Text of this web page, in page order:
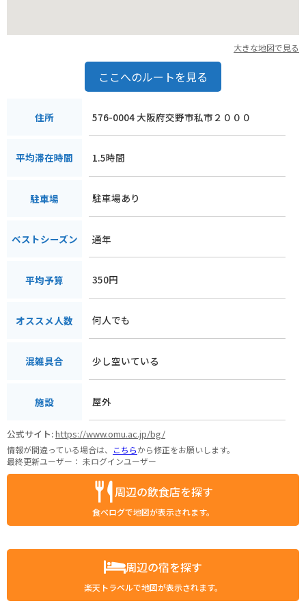
大きな地図で見る
ここへのルートを見る
住所 576-0004 大阪府交野市私市２０００
平均滞在時間 1.5時間
駐車場 駐車場あり
ベストシーズン 通年
平均予算 350円
オススメ人数 何人でも
混雑具合 少し空いている
施設 屋外
公式サイト:https://www.omu.ac.jp/bg/
情報が間違っている場合は、 こちらから修正をお願いします。
最終更新ユーザー： 未ログインユーザー
周辺の飲食店を探す
食べログで地図が表示されます。
周辺の宿を探す
楽天トラベルで地図が表示されます。